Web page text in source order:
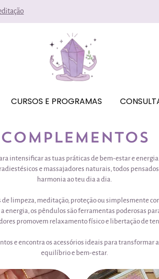
CURSOS E PROGRAMAS
Complementos
intensificar as tuas práticas de bem-estar e
e massajadores naturais, todos
harmonia ao teu dia a dia.
limpeza, meditação, proteção ou simplesmente
energia, os pêndulos são ferramentas poderosas
promovem relaxamento físico e libertação de
e encontra os acessórios ideais para
equilíbrio e bem-estar.